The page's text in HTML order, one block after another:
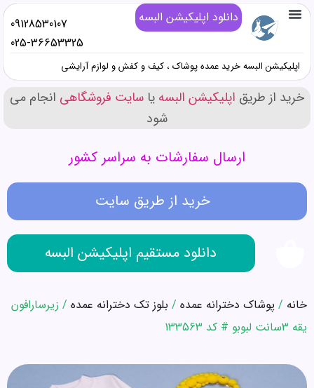
دانلود اپلیکیشن البسه
025-36653325
09128530107
اپلیکیشن البسه خرید عمده پوشاک ، کیف و کفش و لوازم آرایشی
خرید از طریق اپلیکیشن البسه یا سایت فروشگاهی انجام می
شود
ارسال سفارشات به سراسر کشور
خرید از طریق سایت
دانلود مستقیم اپلیکیشن البسه
خانه / پوشاک دخترانه عمده / بلوز تک دخترانه عمده / زیرسارافون
یقه 3سانت لبوبو # کد 133563